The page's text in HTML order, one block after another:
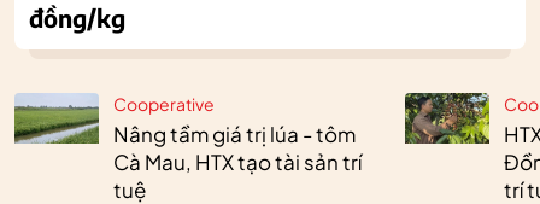
Cooperative
Nâng tầm giá trị lúa - tôm
Cà Mau, HTX tạo tài sản trí
tuệ
trí
đồng/kg